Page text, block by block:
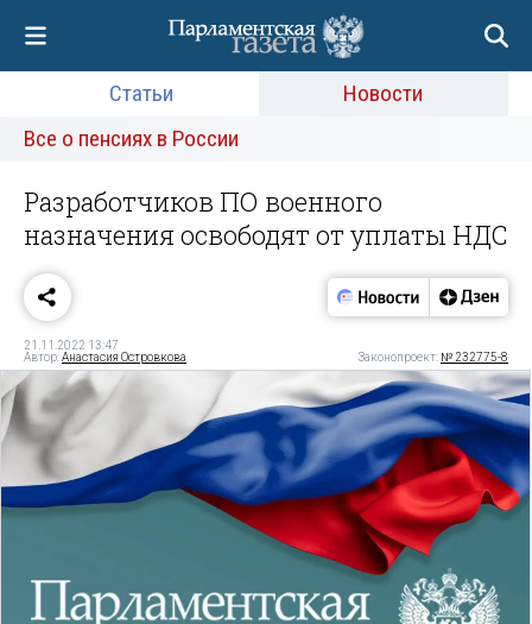
Статьи
Новости
Все о пенсиях в России
Разработчиков ПО военного
назначения освободят от уплаты НДС
21.11.2022 13:47
Автор:Анастасия Островкова Законопроект: № 232775-8